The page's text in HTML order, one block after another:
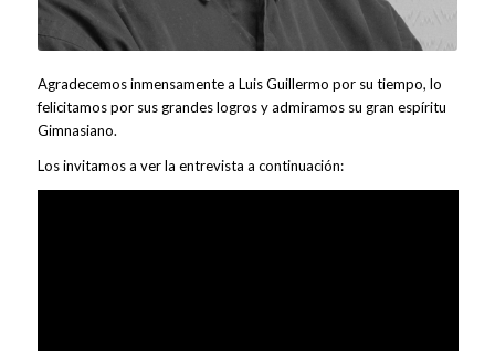
Agradecemos inmensamente a Luis Guillermo por su tiempo, lo
felicitamos por sus grandes logros y admiramos su gran espíritu
Gimnasiano.
Los invitamos a ver la entrevista a continuación: